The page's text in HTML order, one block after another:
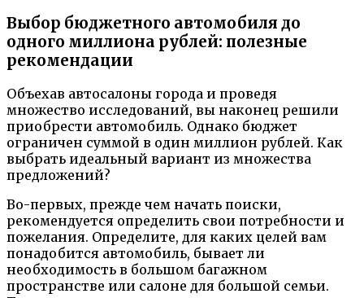
Выбор бюджетного автомобиля до
одного миллиона рублей: полезные
рекомендации
Объехав автосалоны города и проведя
множество исследований, вы наконец решили
приобрести автомобиль. Однако бюджет
ограничен суммой в один миллион рублей. Как
выбрать идеальный вариант из множества
предложений?
Во-первых, прежде чем начать поиски,
рекомендуется определить свои потребности и
пожелания. Определите, для каких целей вам
понадобится автомобиль, бывает ли
необходимость в большом багажном
пространстве или салоне для большой семьи.